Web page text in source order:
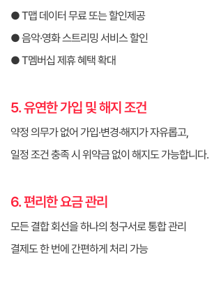
● T맵 데이터 무료 또는 할인제공
● 음악·영화 스트리밍 서비스 할인
● T멤버십 제휴 혜택 확대
5. 유연한 가입 및 해지 조건
약정 의무가 없어 가입·변경·해지가 자유롭고,
일정 조건 충족 시 위약금 없이 해지도 가능합니다.
6. 편리한 요금 관리
모든 결합 회선을 하나의 청구서로 통합 관리
결제도 한 번에 간편하게 처리 가능